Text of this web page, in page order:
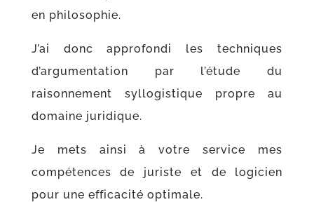
en philosophie.
J’ai donc approfondi les techniques
d’argumentation par l’étude du
raisonnement syllogistique propre au
domaine juridique.
Je mets ainsi à votre service mes
compétences de juriste et de logicien
pour une efficacité optimale.